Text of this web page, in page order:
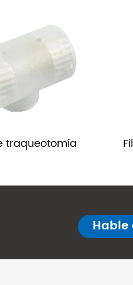
traqueotomía
Hable